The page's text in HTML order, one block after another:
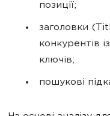
позиції;
заголовки
конкурентів
ключів;
пошукові